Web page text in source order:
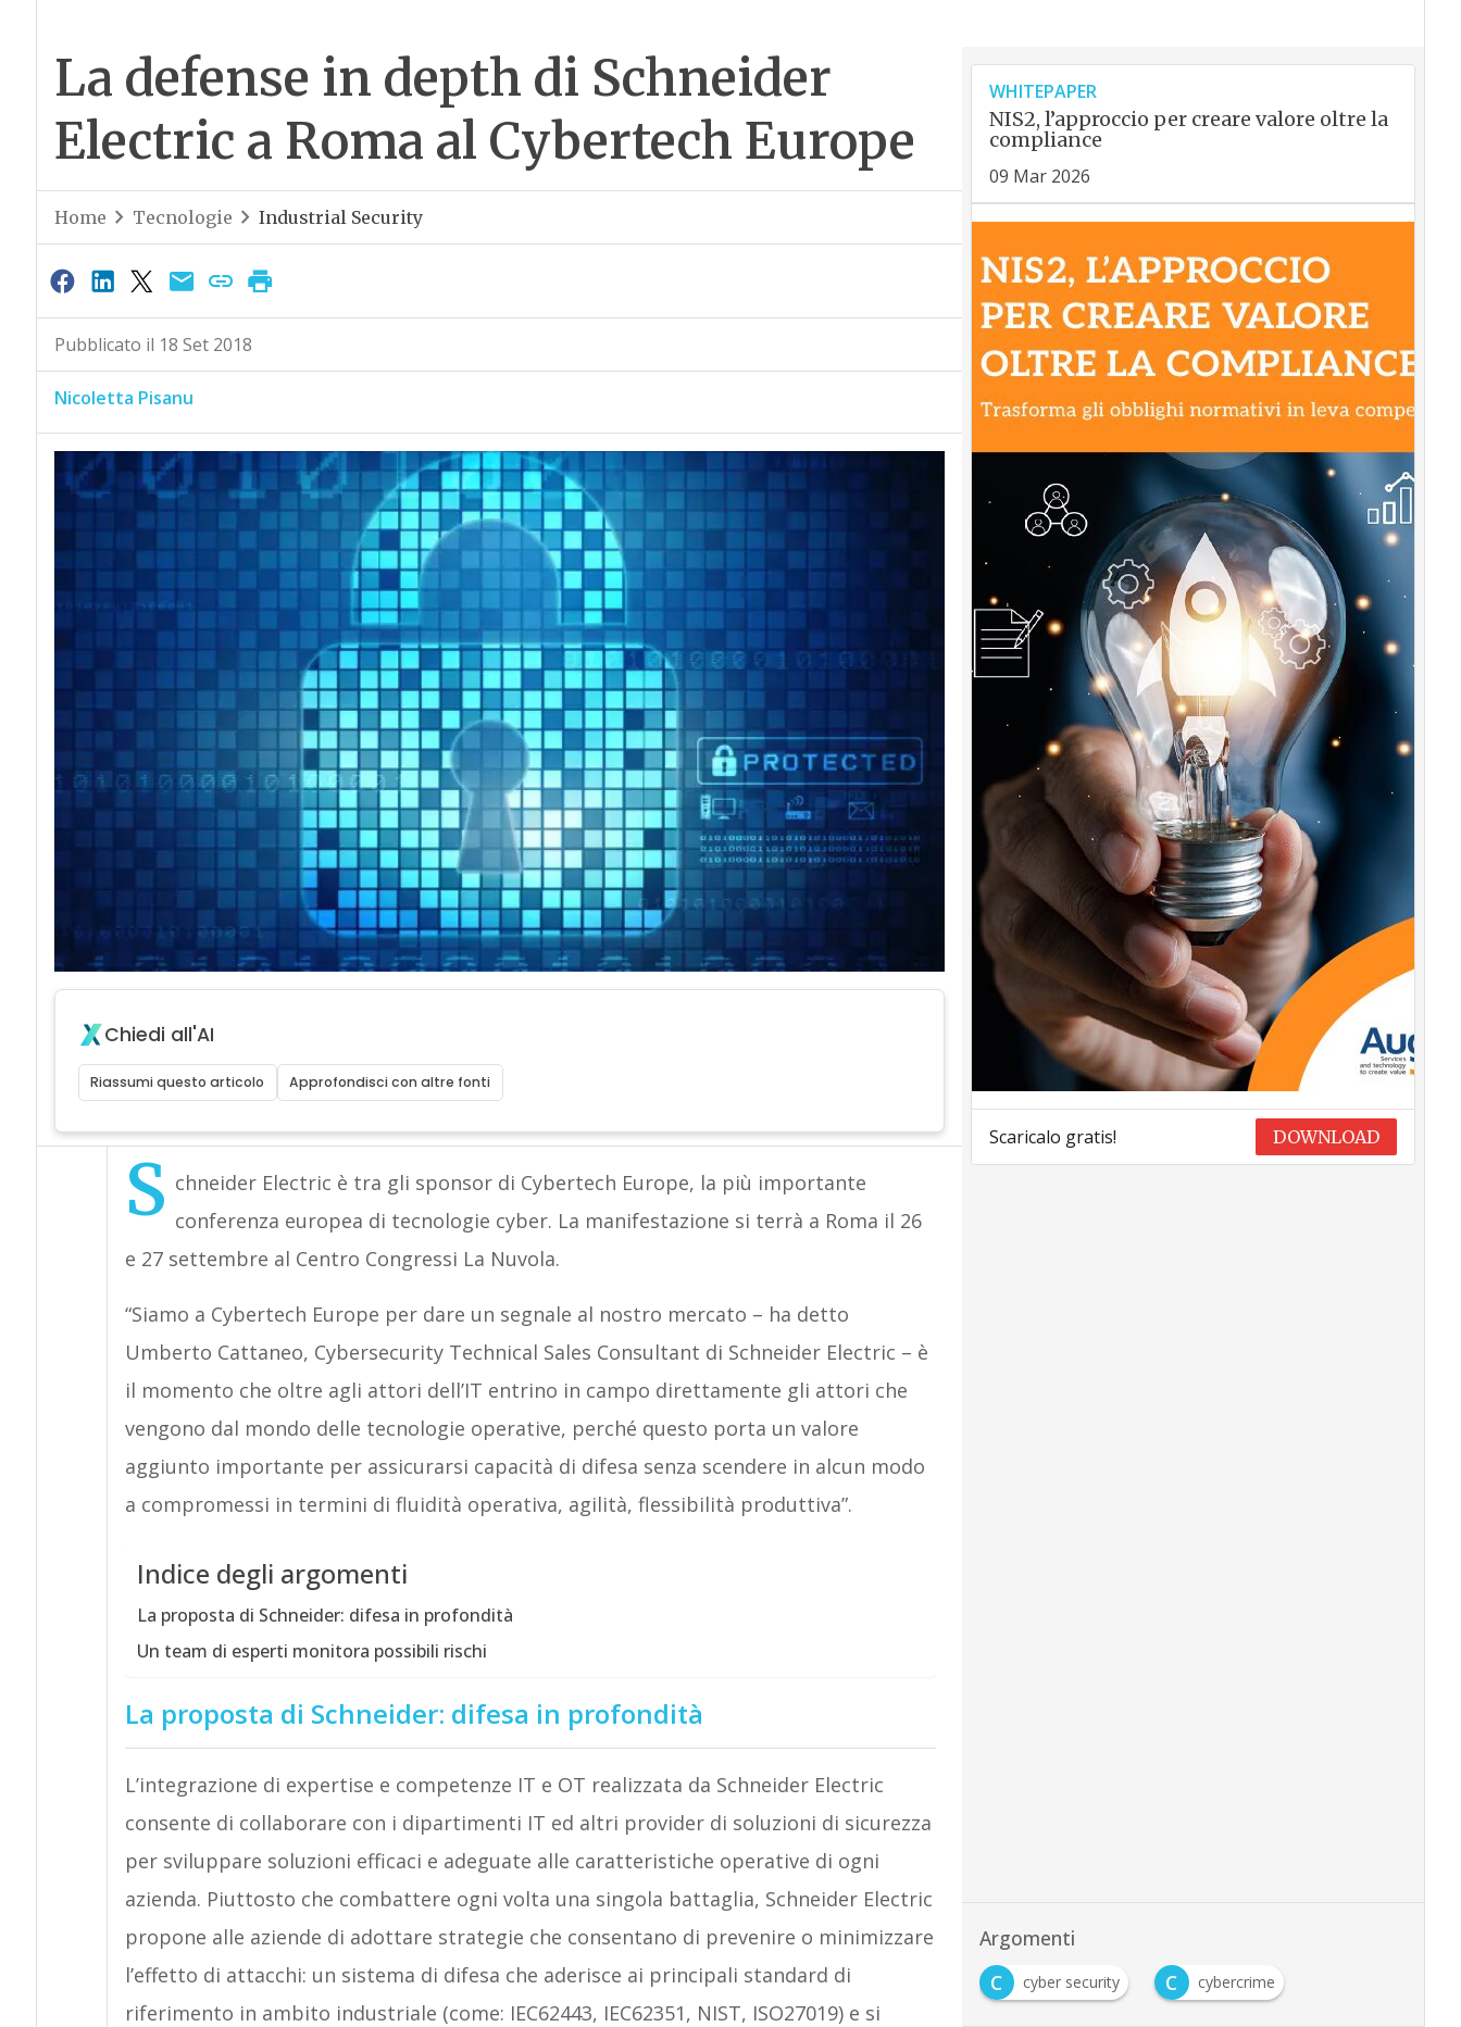
La defense in depth di Schneider
Electric a Roma al Cybertech Europe
Home Tecnologie Industrial Security
Pubblicato il 18 Set 2018
Nicoletta Pisanu
Chiedi all'AI
Riassumi questo articolo Approfondisci con altre fonti
S chneider Electric è tra gli sponsor di Cybertech Europe, la più importante
conferenza europea di tecnologie cyber. La manifestazione si terrà a Roma il 26
e 27 settembre al Centro Congressi La Nuvola.
“Siamo a Cybertech Europe per dare un segnale al nostro mercato – ha detto
Umberto Cattaneo, Cybersecurity Technical Sales Consultant di Schneider Electric – è
il momento che oltre agli attori dell’IT entrino in campo direttamente gli attori che
vengono dal mondo delle tecnologie operative, perché questo porta un valore
aggiunto importante per assicurarsi capacità di difesa senza scendere in alcun modo
a compromessi in termini di fluidità operativa, agilità, flessibilità produttiva”.
Indice degli argomenti
La proposta di Schneider: difesa in profondità
Un team di esperti monitora possibili rischi
La proposta di Schneider: difesa in profondità
L’integrazione di expertise e competenze IT e OT realizzata da Schneider Electric
consente di collaborare con i dipartimenti IT ed altri provider di soluzioni di sicurezza
per sviluppare soluzioni efficaci e adeguate alle caratteristiche operative di ogni
azienda. Piuttosto che combattere ogni volta una singola battaglia, Schneider Electric
propone alle aziende di adottare strategie che consentano di prevenire o minimizzare
l’effetto di attacchi: un sistema di difesa che aderisce ai principali standard di
riferimento in ambito industriale (come: IEC62443, IEC62351, NIST, ISO27019) e si
WHITEPAPER
NIS2, l’approccio per creare valore oltre la
compliance
09 Mar 2026
Scaricalo gratis! DOWNLOAD
Argomenti
C
cyber security C cybercrime